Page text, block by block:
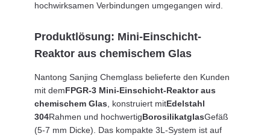
hochwirksamen Verbindungen umgegangen wird.
Produktlösung: Mini-Einschicht-
Reaktor aus chemischem Glas
Nantong Sanjing Chemglass belieferte den Kunden
mit demFPGR-3 Mini-Einschicht-Reaktor aus
chemischem Glas, konstruiert mitEdelstahl
304Rahmen und hochwertigBorosilikatglasGefäß
(5-7 mm Dicke). Das kompakte 3L-System ist auf